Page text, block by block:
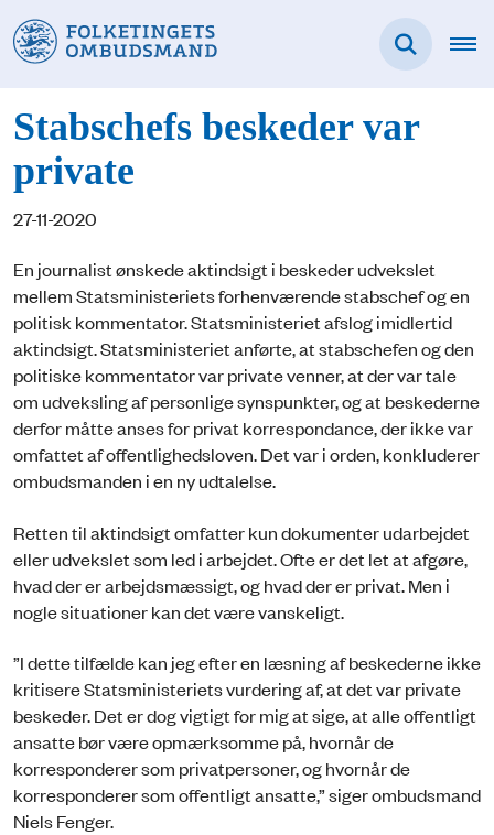
Stabschefs beskeder var
private
27-11-2020
En journalist ønskede aktindsigt i beskeder udvekslet
mellem Statsministeriets forhenværende stabschef og en
politisk kommentator. Statsministeriet afslog imidlertid
aktindsigt. Statsministeriet anførte, at stabschefen og den
politiske kommentator var private venner, at der var tale
om udveksling af personlige synspunkter, og at beskederne
derfor måtte anses for privat korrespondance, der ikke var
omfattet af offentlighedsloven. Det var i orden, konkluderer
ombudsmanden i en ny udtalelse.
Retten til aktindsigt omfatter kun dokumenter udarbejdet
eller udvekslet som led i arbejdet. Ofte er det let at afgøre,
hvad der er arbejdsmæssigt, og hvad der er privat. Men i
nogle situationer kan det være vanskeligt.
”I dette tilfælde kan jeg efter en læsning af beskederne ikke
kritisere Statsministeriets vurdering af, at det var private
beskeder. Det er dog vigtigt for mig at sige, at alle offentligt
ansatte bør være opmærksomme på, hvornår de
korresponderer som privatpersoner, og hvornår de
korresponderer som offentligt ansatte,” siger ombudsmand
Niels Fenger.